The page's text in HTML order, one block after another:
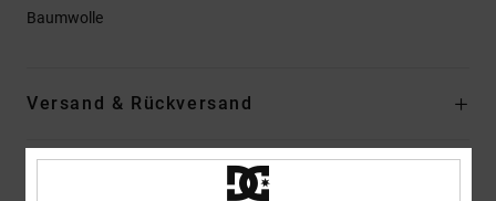
Baumwolle
Versand & Rückversand
Kundenbewertungen